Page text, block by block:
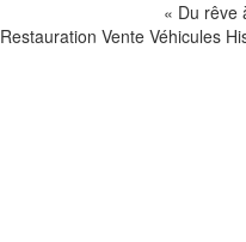
« Du rêve
Restauration Vente Véhicules